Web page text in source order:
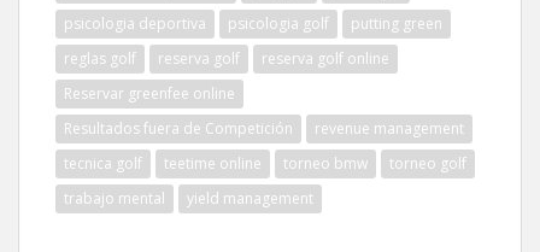
psicologia deportiva
psicologia golf
putting green
reglas golf
reserva golf
reserva golf online
Reservar greenfee online
Resultados fuera de Competición
revenue management
tecnica golf
teetime online torneo bmw
torneo golf
trabajo mental
yield management